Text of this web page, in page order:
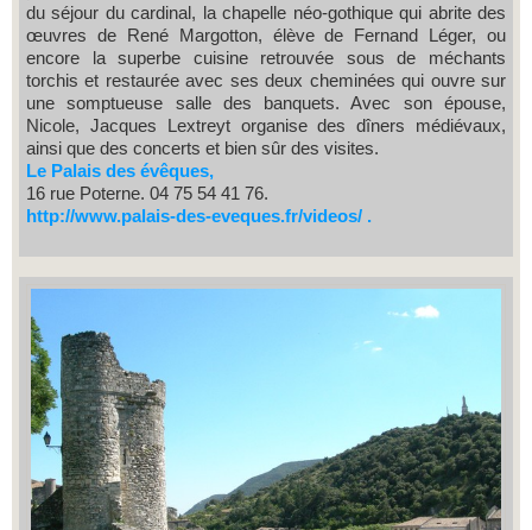
du séjour du cardinal, la chapelle néo-gothique qui abrite des
œuvres de René Margotton, élève de Fernand Léger, ou
encore la superbe cuisine retrouvée sous de méchants
torchis et restaurée avec ses deux cheminées qui ouvre sur
une somptueuse salle des banquets. Avec son épouse,
Nicole, Jacques Lextreyt organise des dîners médiévaux,
ainsi que des concerts et bien sûr des visites.
Le Palais des évêques,
16 rue Poterne. 04 75 54 41 76.
http://www.palais-des-eveques.fr/videos/ .